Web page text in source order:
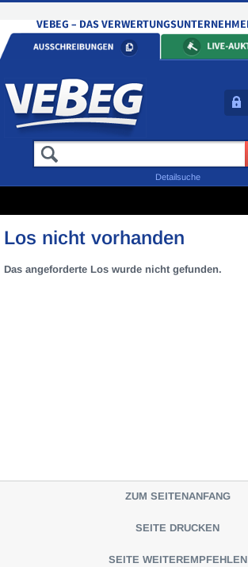
Detailsuche
Los nicht vorhanden
Das angeforderte Los wurde nicht gefunden.
ZUM SEITENANFANG
SEITE DRUCKEN
SEITE WEITEREMPFEHLEN